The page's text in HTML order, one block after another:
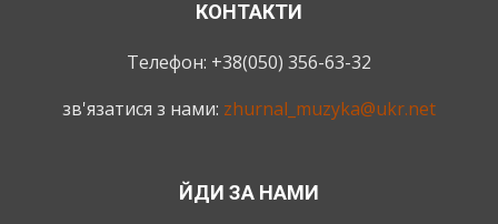
КОНТАКТИ
Телефон: +38(050) 356-63-32
зв'язатися з нами: zhurnal_muzyka@ukr.net
ЙДИ ЗА НАМИ